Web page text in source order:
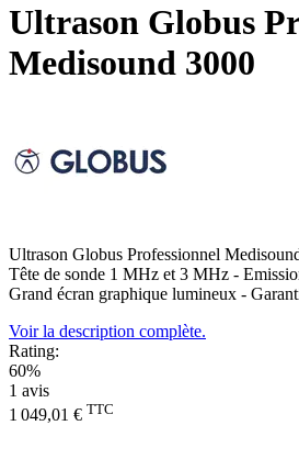
Ultrason Globus
Medisound 3000
Ultrason Globus Professionnel
Tête de sonde 1 MHz et 3 MHz -
Grand écran graphique lumineux -
Voir la description complète.
Rating:
60%
1 avis
1 049,01 € TTC